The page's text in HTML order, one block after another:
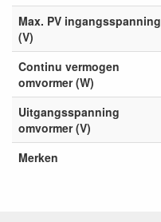
Max. PV ingangsspanning
(V)
Continu vermogen
omvormer (W)
Uitgangsspanning
omvormer (V)
Merken